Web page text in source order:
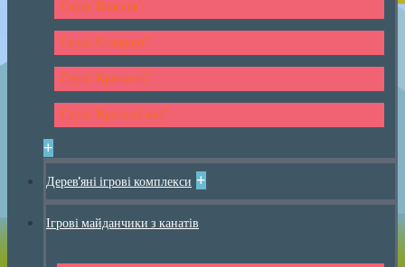
Серія "Классик"
Серія "Стандарт"
Серія "Крепость"
Серія "Красный мак"
+
Дерев'яні ігрові комплекси +
Ігрові майданчики з канатів